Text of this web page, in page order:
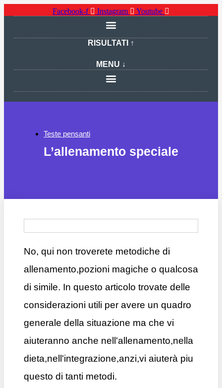
Facebook-f Instagram Youtube
RISULTATI ↑
MENU ↓
Teste pensanti
L’allenamento speciale
No, qui non troverete metodiche di
allenamento,pozioni magiche o qualcosa
di simile. In questo articolo trovate delle
considerazioni utili per avere un quadro
generale della situazione ma che vi
aiuteranno anche nell'allenamento,nella
dieta,nell'integrazione,anzi,vi aiuterà piu
questo di tanti metodi.